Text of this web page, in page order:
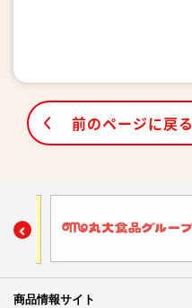
前のページに戻る
商品情報サイト